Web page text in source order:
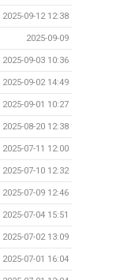
2025-09-12 12:38
2025-09-09
2025-09-03 10:36
2025-09-02 14:49
2025-09-01 10:27
2025-08-20 12:38
2025-07-11 12:00
2025-07-10 12:32
2025-07-09 12:46
2025-07-04 15:51
2025-07-02 13:09
2025-07-01 16:04